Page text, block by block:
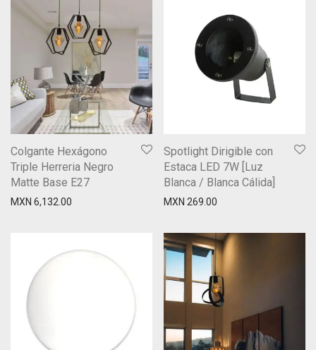
Colgante Hexágono
Triple Herreria Negro
Matte Base E27
MXN 6,132.00
Spotlight Dirigible con
Estaca LED 7W [Luz
Blanca / Blanca Cálida]
MXN 269.00